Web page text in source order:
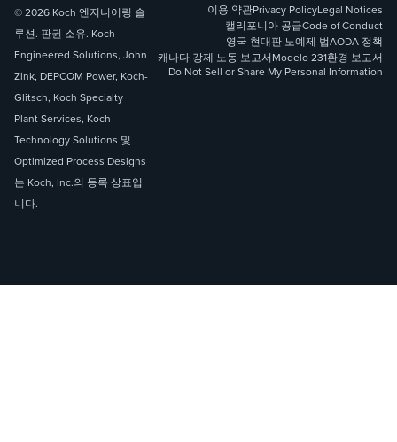
© 2026 Koch 엔지니어링 솔
루션. 판권 소유. Koch
Engineered Solutions, John
Zink, DEPCOM Power, Koch-
Glitsch, Koch Specialty
Plant Services, Koch
Technology Solutions 및
Optimized Process Designs
는 Koch, Inc.의 등록 상표입
니다.
이용 약관Privacy PolicyLegal Notices
캘리포니아 공급Code of Conduct
영국 현대판 노예제 법AODA 정책
캐나다 강제 노동 보고서Modelo 231환경 보고서
Do Not Sell or Share My Personal Information